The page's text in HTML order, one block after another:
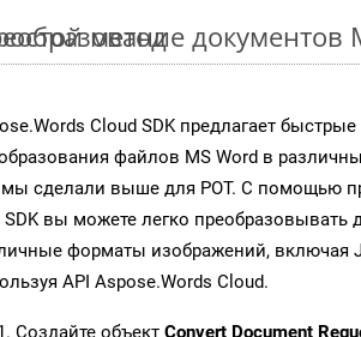
метод
Cloud SDK предлагает
файлов MS Word в
мы сделали выше для POT. С помощью
SDK вы можете легко преобразовывать
форматы изображений, включая
API Aspose.Words Cloud.
Создайте объект Convert Document